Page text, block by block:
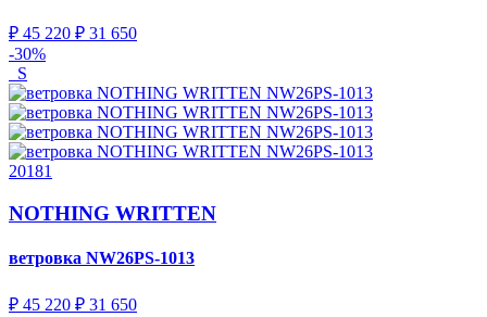
₽ 45 220 ₽ 31 650
-30%
S
20181
NOTHING WRITTEN
ветровка NW26PS-1013
₽ 45 220 ₽ 31 650